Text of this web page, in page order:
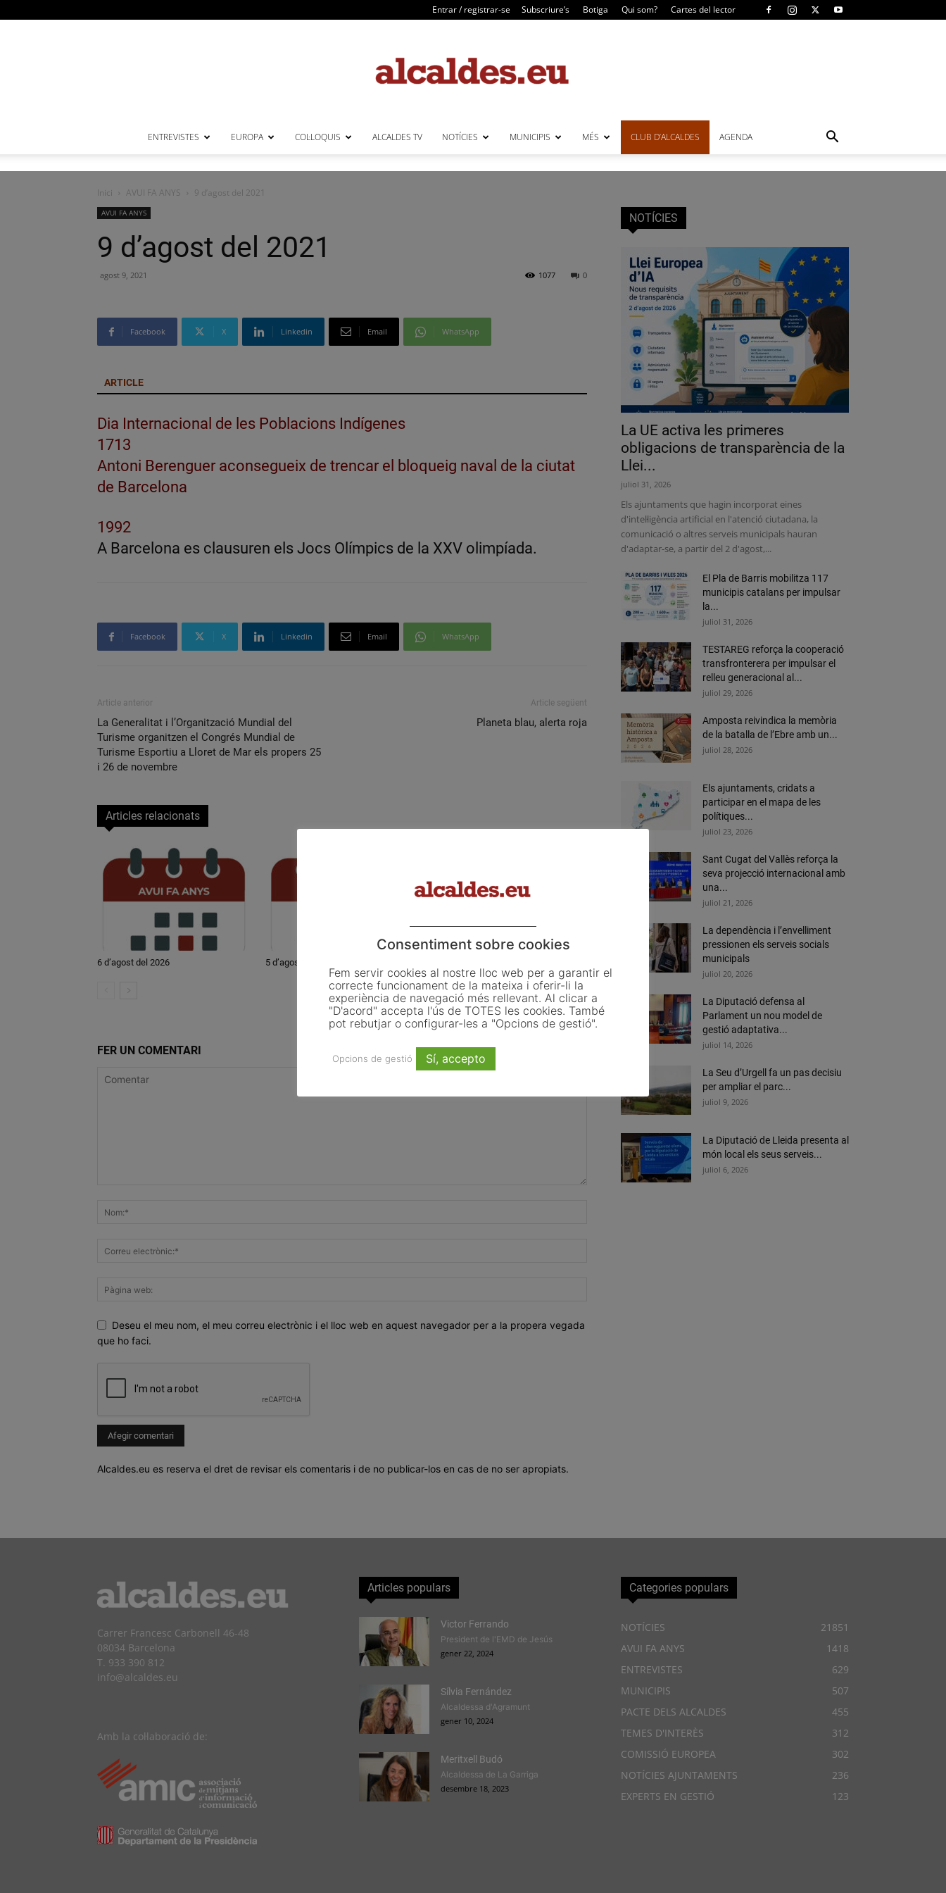
Entrar / registrar-se Subscriure’s Botiga Qui som? Cartes del lector
ENTREVISTES EUROPA COL·LOQUIS ALCALDES TV NOTÍCIES MUNICIPIS MÉS CLUB D’ALCALDES AGENDA
Inici AVUI FA ANYS 9 d’agost del 2021
AVUI FA ANYS
9 d’agost del 2021
agost 9, 2021 0
1077
Facebook X Linkedin Email WhatsApp
ARTICLE
Dia Internacional de les Poblacions Indígenes
1713
Antoni Berenguer aconsegueix de trencar el bloqueig naval de la ciutat
de Barcelona
1992
A Barcelona es clausuren els Jocs Olímpics de la XXV olimpíada.
Facebook X Linkedin Email WhatsApp
Article anterior
La Generalitat i l’Organització Mundial del
Turisme organitzen el Congrés Mundial de
Turisme Esportiu a Lloret de Mar els propers 25
i 26 de novembre
Article següent
Planeta blau, alerta roja
Articles relacionats
6 d’agost del 2026 5 d’agost del 2026
FER UN COMENTARI
Deseu el meu nom, el meu correu electrònic i el lloc web en aquest navegador per a la propera vegada
que ho faci.
Alcaldes.eu es reserva el dret de revisar els comentaris i de no publicar-los en cas de no ser apropiats.
NOTÍCIES
La UE activa les primeres
obligacions de transparència de la
Llei...
juliol 31, 2026
Els ajuntaments que hagin incorporat eines
d'intel·ligència artificial en l'atenció ciutadana, la
comunicació o altres serveis municipals hauran
d'adaptar-se, a partir del 2 d'agost,...
El Pla de Barris mobilitza 117
municipis catalans per impulsar
la...
juliol 31, 2026
TESTAREG reforça la cooperació
transfronterera per impulsar el
relleu generacional al...
juliol 29, 2026
Amposta reivindica la memòria
de la batalla de l’Ebre amb un...
juliol 28, 2026
Els ajuntaments, cridats a
participar en el mapa de les
polítiques...
juliol 23, 2026
Sant Cugat del Vallès reforça la
seva projecció internacional amb
una...
juliol 21, 2026
La dependència i l’envelliment
pressionen els serveis socials
municipals
juliol 20, 2026
La Diputació defensa al
Parlament un nou model de
gestió adaptativa...
juliol 14, 2026
La Seu d’Urgell fa un pas decisiu
per ampliar el parc...
juliol 9, 2026
La Diputació de Lleida presenta al
món local els seus serveis...
juliol 6, 2026
Carrer Francesc Carbonell 46-48
08034 Barcelona
T. 933 390 812
info@alcaldes.eu
Amb la col·laboració de:
Articles populars
Victor Ferrando
President de l'EMD de Jesús
gener 22, 2024
Sílvia Fernández
Alcaldessa d'Agramunt
gener 10, 2024
Meritxell Budó
Alcaldessa de La Garriga
desembre 18, 2023
Categories populars
NOTÍCIES
21851
AVUI FA ANYS
1418
ENTREVISTES
629
MUNICIPIS
507
PACTE DELS ALCALDES
455
TEMES D'INTERÈS
312
COMISSIÓ EUROPEA
302
NOTÍCIES AJUNTAMENTS
236
EXPERTS EN GESTIÓ
123
Consentiment sobre cookies
Fem servir cookies al nostre lloc web per a garantir el
correcte funcionament de la mateixa i oferir-li la
experiència de navegació més rellevant. Al clicar a
"D'acord" accepta l'ús de TOTES les cookies. També
pot rebutjar o configurar-les a "Opcions de gestió".
Opcions de gestió Sí, accepto